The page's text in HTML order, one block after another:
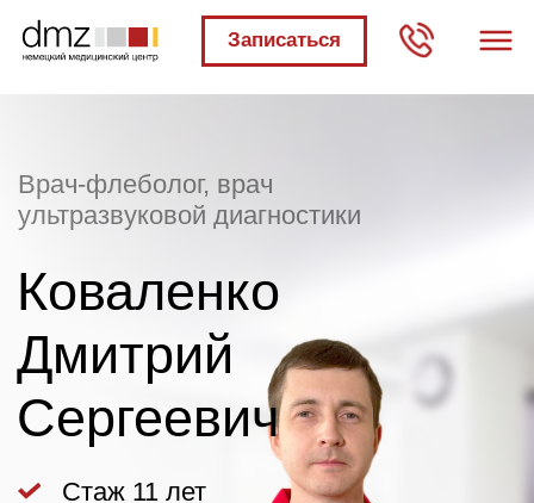
Записаться
Стаж 11 лет
Коваленко
Сергеевич